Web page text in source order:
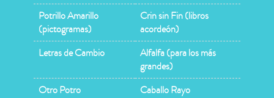
Potrillo Amarillo
(pictogramas)
Crin sin Fin (libros
acordeón)
Letras de Cambio
Alfalfa (para los más
grandes)
Otro Potro
Caballo Rayo